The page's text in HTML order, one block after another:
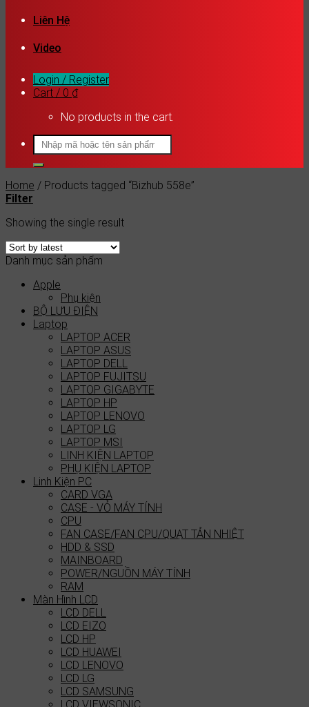
Liên Hệ
Video
Login / Register
Cart / 0 ₫
No products in the cart.
Search
for:
Home / Products tagged “Bizhub 558e”
Filter
Showing the single result
Danh mục sản phẩm
Apple
Phụ kiện
BỘ LƯU ĐIỆN
Laptop
LAPTOP ACER
LAPTOP ASUS
LAPTOP DELL
LAPTOP FUJITSU
LAPTOP GIGABYTE
LAPTOP HP
LAPTOP LENOVO
LAPTOP LG
LAPTOP MSI
LINH KIỆN LAPTOP
PHỤ KIỆN LAPTOP
Linh Kiện PC
CARD VGA
CASE - VỎ MÁY TÍNH
CPU
FAN CASE/FAN CPU/QUẠT TẢN NHIỆT
HDD & SSD
MAINBOARD
POWER/NGUỒN MÁY TÍNH
RAM
Màn Hình LCD
LCD DELL
LCD EIZO
LCD HP
LCD HUAWEI
LCD LENOVO
LCD LG
LCD SAMSUNG